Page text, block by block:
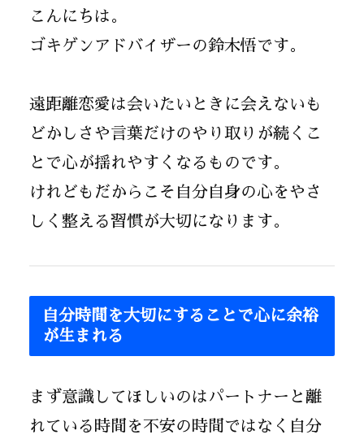
こんにちは。
ゴキゲンアドバイザーの鈴木悟です。
遠距離恋愛は会いたいときに会えないも
どかしさや言葉だけのやり取りが続くこ
とで心が揺れやすくなるものです。
けれどもだからこそ自分自身の心をやさ
しく整える習慣が大切になります。
自分時間を大切にすることで心に余裕
が生まれる
まず意識してほしいのはパートナーと離
れている時間を不安の時間ではなく自分